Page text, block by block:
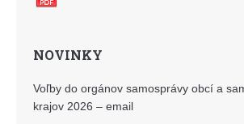
NOVINKY
Voľby do orgánov samosprávy obcí a
krajov 2026 – email